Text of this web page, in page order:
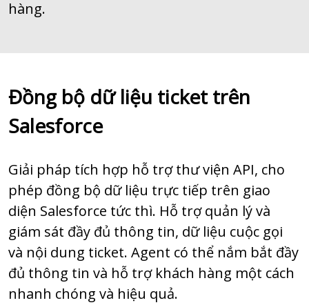
hàng.
Đồng bộ dữ liệu ticket trên
Salesforce
Giải pháp tích hợp hỗ trợ thư viện API, cho
phép đồng bộ dữ liệu trực tiếp trên giao
diện Salesforce tức thì. Hỗ trợ quản lý và
giám sát đầy đủ thông tin, dữ liệu cuộc gọi
và nội dung ticket. Agent có thể nắm bắt đầy
đủ thông tin và hỗ trợ khách hàng một cách
nhanh chóng và hiệu quả.